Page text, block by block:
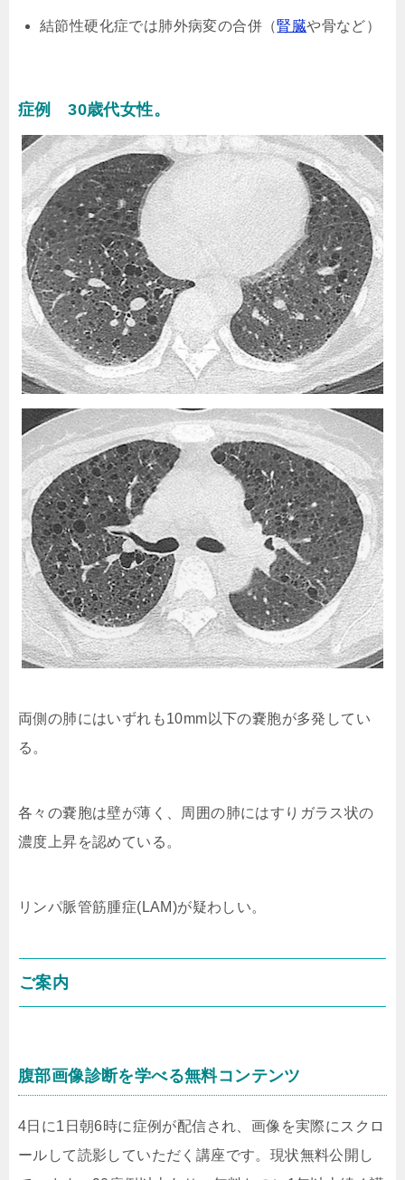
結節性硬化症では肺外病変の合併（腎臓や骨など）
症例 30歳代女性。
両側の肺にはいずれも10mm以下の嚢胞が多発してい
る。
各々の嚢胞は壁が薄く、周囲の肺にはすりガラス状の
濃度上昇を認めている。
リンパ脈管筋腫症(LAM)が疑わしい。
ご案内
腹部画像診断を学べる無料コンテンツ
4日に1日朝6時に症例が配信され、画像を実際にスクロ
ールして読影していただく講座です。現状無料公開し